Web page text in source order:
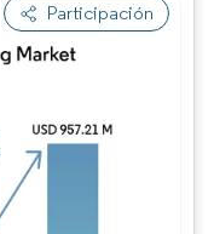
Participación